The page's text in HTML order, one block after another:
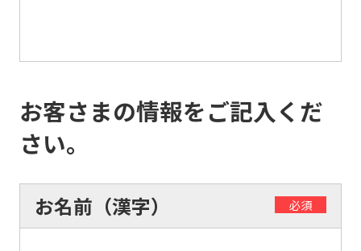
お客さまの情報をご記入くだ
さい。
お名前（漢字） 必須